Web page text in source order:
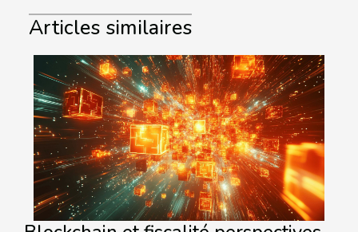
Articles similaires